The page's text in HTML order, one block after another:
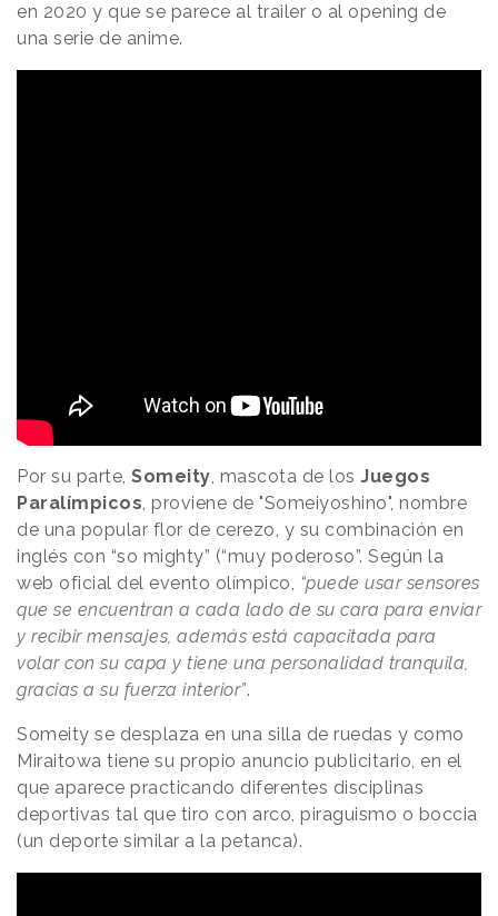
en 2020 y que se parece al trailer o al opening de
una serie de anime.
Por su parte, Someity, mascota de los Juegos
Paralímpicos, proviene de "Someiyoshino", nombre
de una popular flor de cerezo, y su combinación en
inglés con “so mighty” (“muy poderoso”. Según la
web oficial del evento olímpico, “puede usar sensores
que se encuentran a cada lado de su cara para enviar
y recibir mensajes, además está capacitada para
volar con su capa y tiene una personalidad tranquila,
gracias a su fuerza interior”.
Someity se desplaza en una silla de ruedas y como
Miraitowa tiene su propio anuncio publicitario, en el
que aparece practicando diferentes disciplinas
deportivas tal que tiro con arco, piraguismo o boccia
(un deporte similar a la petanca).